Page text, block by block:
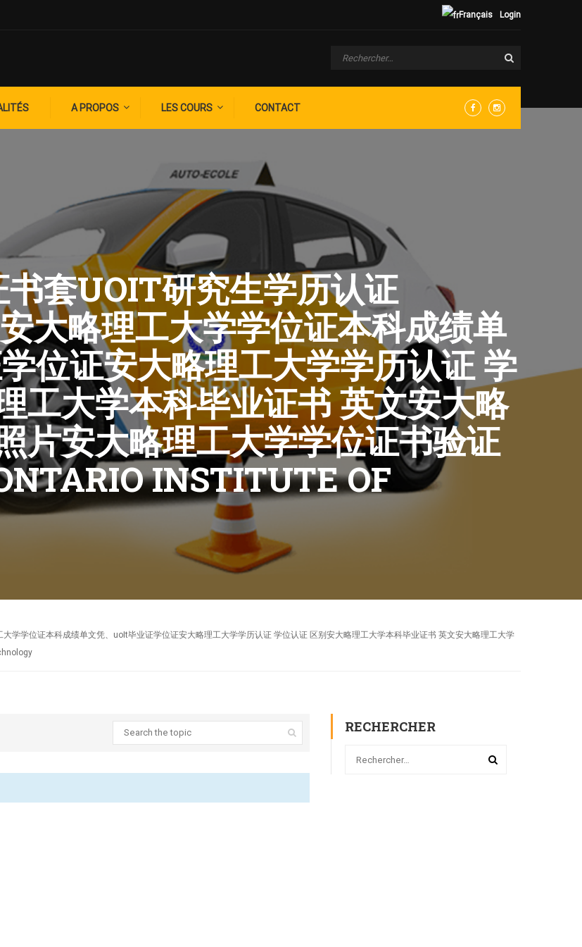
Login
Français
A PROPOS LES COURS CONTACT
书套UOIT研究生学历认证
大略理工大学学位证本科成绩单
位证安大略理工大学学历认证 学
工大学本科毕业证书 英文安大略
片安大略理工大学学位证书验证
INSTITUTE OF
学学位证本科成绩单文凭、uoIt毕业证学位证安大略理工大学学历认证 学位认证 区别安大略理工大学本科毕业证书 英文安大略理工大学
RECHERCHER